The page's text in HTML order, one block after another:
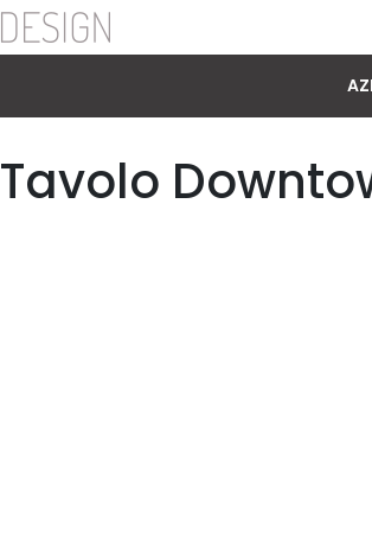
Tavolo